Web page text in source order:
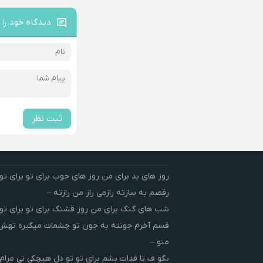
دیدگاه خود
ثبت نظر
روز های بد برای من روز های خوب برای تو برای
رقصم به سازته رازمی راز من رازته –
شب های گنگ برای من روز قشنگ برای تو برای
قسم آخرم جونته به جون تو چشمات میگیره
منو –
بگو ف تا فدات بشم برای تو تو دل هیچکی نی